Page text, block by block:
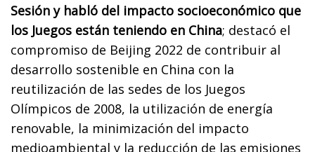
Sesión y habló del impacto socioeconómico que
los Juegos están teniendo en China; destacó el
compromiso de Beijing 2022 de contribuir al
desarrollo sostenible en China con la
reutilización de las sedes de los Juegos
Olímpicos de 2008, la utilización de energía
renovable, la minimización del impacto
medioambiental y la reducción de las emisiones